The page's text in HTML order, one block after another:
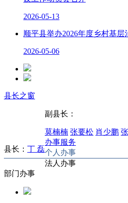
2026-05-13
顺平县举办2026年度乡村基
2026-05-06
县长之窗
县长： 丁 磊
副县长：
莫楠楠 张要松 肖少鹏
办事服务
个人办事
法人办事
部门办事